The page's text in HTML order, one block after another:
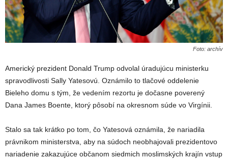
Foto: archív
Americký prezident Donald Trump odvolal úradujúcu ministerku
spravodlivosti Sally Yatesovú. Oznámilo to tlačové oddelenie
Bieleho domu s tým, že vedením rezortu je dočasne poverený
Dana James Boente, ktorý pôsobí na okresnom súde vo Virgínii.
Stalo sa tak krátko po tom, čo Yatesová oznámila, že nariadila
právnikom ministerstva, aby na súdoch neobhajovali prezidentovo
nariadenie zakazujúce občanom siedmich moslimských krajín vstup